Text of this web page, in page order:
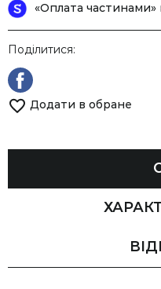
«Оплата частинами»
Поділитися:
Додати в обране